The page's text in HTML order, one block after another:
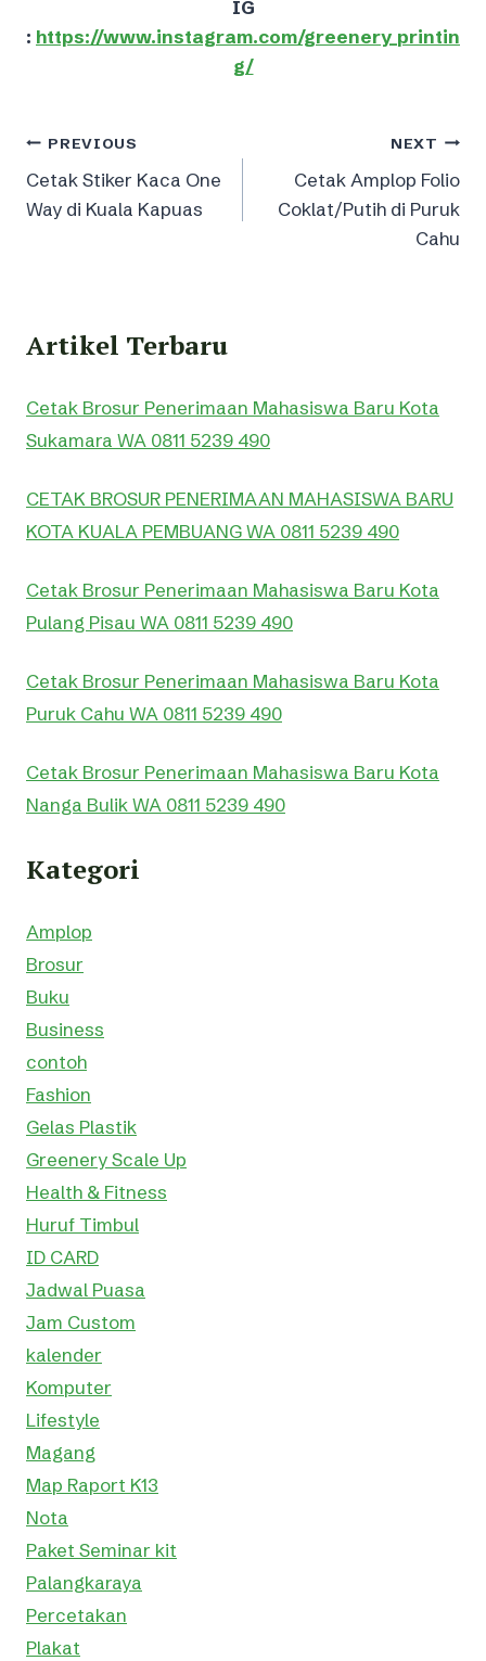
IG
: https://www.instagram.com/greenery_printin
g/
Post
navigation
PREVIOUS
Cetak Stiker Kaca One
Way di Kuala Kapuas
NEXT
Cetak Amplop Folio
Coklat/Putih di Puruk
Cahu
Artikel Terbaru
Cetak Brosur Penerimaan Mahasiswa Baru Kota
Sukamara WA 0811 5239 490
CETAK BROSUR PENERIMAAN MAHASISWA BARU
KOTA KUALA PEMBUANG WA 0811 5239 490
Cetak Brosur Penerimaan Mahasiswa Baru Kota
Pulang Pisau WA 0811 5239 490
Cetak Brosur Penerimaan Mahasiswa Baru Kota
Puruk Cahu WA 0811 5239 490
Cetak Brosur Penerimaan Mahasiswa Baru Kota
Nanga Bulik WA 0811 5239 490
Kategori
Amplop
Brosur
Buku
Business
contoh
Fashion
Gelas Plastik
Greenery Scale Up
Health & Fitness
Huruf Timbul
ID CARD
Jadwal Puasa
Jam Custom
kalender
Komputer
Lifestyle
Magang
Map Raport K13
Nota
Paket Seminar kit
Palangkaraya
Percetakan
Plakat